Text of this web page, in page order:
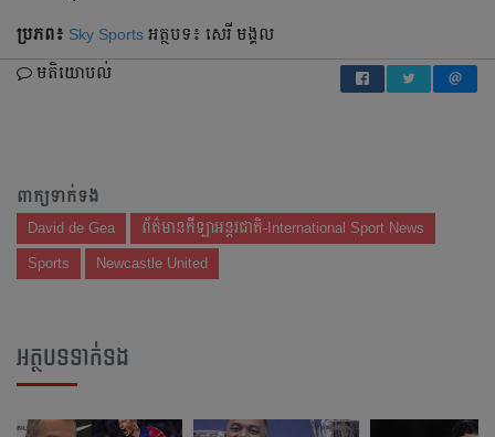
ប្រភព៖ Sky Sports អត្ថបទ៖ សេរី មង្គល
មតិយោបល់
ពាក្យទាក់ទង
David de Gea ព័ត៌មានកីឡាអន្តរជាតិ-International Sport News
Sports Newcastle United
អត្ថបទទាក់ទង